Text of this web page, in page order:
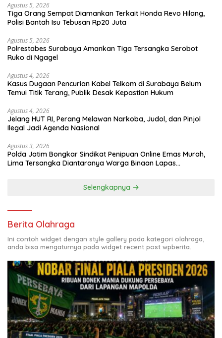
Agustus 5, 2026
Tiga Orang Sempat Diamankan Terkait Honda Revo Hilang,
Polisi Bantah Isu Tebusan Rp20 Juta
Agustus 5, 2026
Polrestabes Surabaya Amankan Tiga Tersangka Serobot
Ruko di Ngagel
Agustus 4, 2026
Kasus Dugaan Pencurian Kabel Telkom di Surabaya Belum
Temui Titik Terang, Publik Desak Kepastian Hukum
Agustus 4, 2026
Jelang HUT RI, Perang Melawan Narkoba, Judol, dan Pinjol
Ilegal Jadi Agenda Nasional
Agustus 3, 2026
Polda Jatim Bongkar Sindikat Penipuan Online Emas Murah,
Lima Tersangka Diantaranya Warga Binaan Lapas
Selengkapnya
Berita Olahraga
Ini contoh widget dengan style gallery pada kategori olahraga,
anda bisa mengaturnya pada widget recent post wpberita.